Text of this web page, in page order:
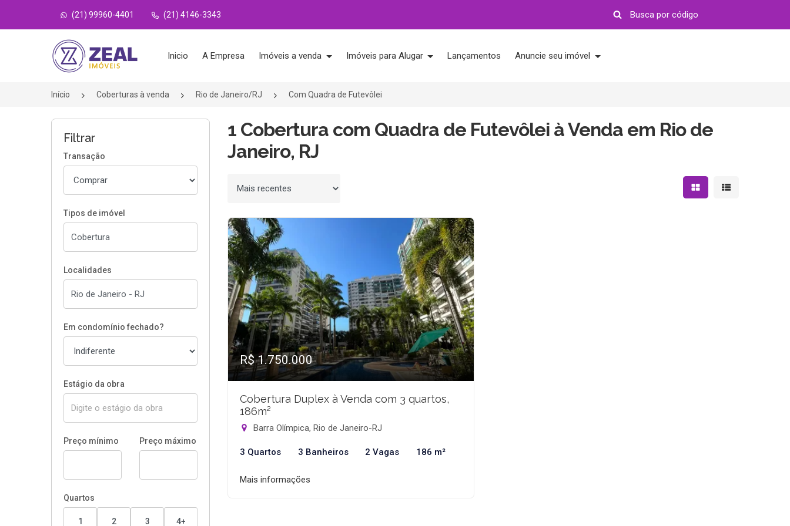
(21) 99960-4401 (21) 4146-3343
Página inicial
Inicio A Empresa Imóveis a venda Imóveis para Alugar Lançamentos Anuncie seu imóvel
Início Coberturas à venda Rio de Janeiro/RJ Com Quadra de Futevôlei
Filtrar
Transação
Tipos de imóvel
Localidades
Em condomínio fechado?
Estágio da obra
Preço mínimo Preço máximo
Quartos
1 2 3 4+
1 Cobertura com Quadra de Futevôlei à Venda em Rio de
Janeiro, RJ
Ordenar por Mostrar resultados em
Mostrar
R$ 1.750.000
Cobertura Duplex à Venda com 3 quartos,
186m²
Barra Olímpica, Rio de Janeiro-RJ
3 Quartos 3 Banheiros 2 Vagas 186 m²
Mais informações